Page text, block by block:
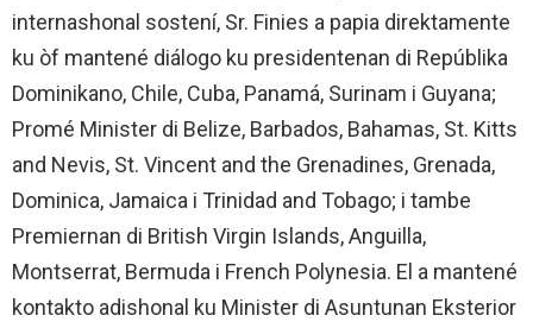
internashonal sostení, Sr. Finies a papia direktamente
ku òf mantené diálogo ku presidentenan di Repúblika
Dominikano, Chile, Cuba, Panamá, Surinam i Guyana;
Promé Minister di Belize, Barbados, Bahamas, St. Kitts
and Nevis, St. Vincent and the Grenadines, Grenada,
Dominica, Jamaica i Trinidad and Tobago; i tambe
Premiernan di British Virgin Islands, Anguilla,
Montserrat, Bermuda i French Polynesia. El a mantené
kontakto adishonal ku Minister di Asuntunan Eksterior